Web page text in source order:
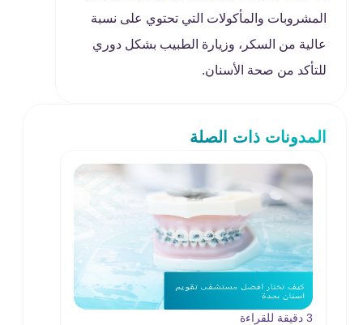
المشروبات والمأكولات التي تحتوي على نسبة
عالية من السكر، وزيارة الطبيب بشكل دوري
للتأكد من صحة الأسنان.
المدونات ذات الصلة
3 دقيقة للقراءة